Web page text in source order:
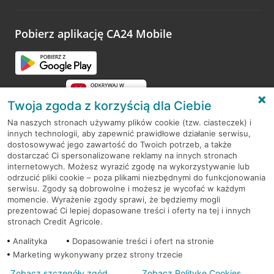
opinie.
Pobierz aplikację CA24 Mobile
RODO
Regulamin serwisu
Mapa serwisu
PolitykaCookies
Twoja zgoda z korzyścią dla Ciebie
Na naszych stronach używamy plików cookie (tzw. ciasteczek) i
innych technologii, aby zapewnić prawidłowe działanie serwisu,
dostosowywać jego zawartość do Twoich potrzeb, a także
dostarczać Ci spersonalizowane reklamy na innych stronach
internetowych. Możesz wyrazić zgodę na wykorzystywanie lub
odrzucić pliki cookie – poza plikami niezbędnymi do funkcjonowania
serwisu. Zgody są dobrowolne i możesz je wycofać w każdym
momencie. Wyrażenie zgody sprawi, że będziemy mogli
prezentować Ci lepiej dopasowane treści i oferty na tej i innych
stronach Credit Agricole.
Analityka
Dopasowanie treści i ofert na stronie
Marketing wykonywany przez strony trzecie